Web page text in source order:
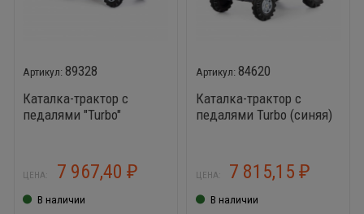
89328
Каталка-трактор с
педалями "Turbo"
ЦЕНА: 7 967,40 ₽
В наличии
84620
Каталка-трактор с
педалями Turbo (синяя)
ЦЕНА: 7 815,15₽
В наличии